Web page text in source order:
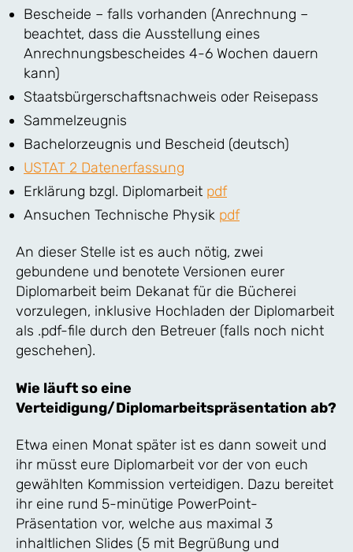
Bescheide – falls vorhanden (Anrechnung –
beachtet, dass die Ausstellung eines
Anrechnungsbescheides 4-6 Wochen dauern
kann)
Staatsbürgerschaftsnachweis oder Reisepass
Sammelzeugnis
Bachelorzeugnis und Bescheid (deutsch)
USTAT 2 Datenerfassung
Erklärung bzgl. Diplomarbeit pdf
Ansuchen Technische Physik pdf
An dieser Stelle ist es auch nötig, zwei
gebundene und benotete Versionen eurer
Diplomarbeit beim Dekanat für die Bücherei
vorzulegen, inklusive Hochladen der Diplomarbeit
als .pdf-file durch den Betreuer (falls noch nicht
geschehen).
Wie läuft so eine
Verteidigung/Diplomarbeitspräsentation ab?
Etwa einen Monat später ist es dann soweit und
ihr müsst eure Diplomarbeit vor der von euch
gewählten Kommission verteidigen. Dazu bereitet
ihr eine rund 5-minütige PowerPoint-
Präsentation vor, welche aus maximal 3
inhaltlichen Slides (5 mit Begrüßung und